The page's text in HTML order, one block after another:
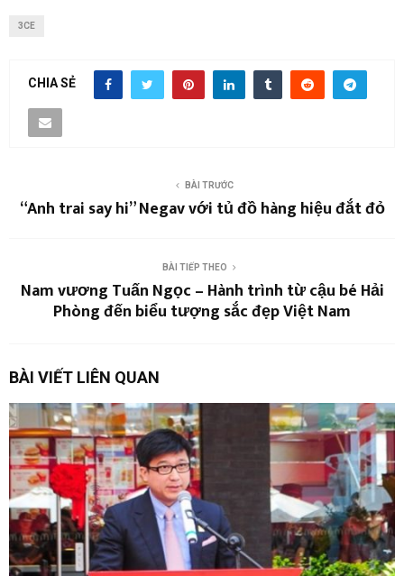
3CE
CHIA SẺ
BÀI TRƯỚC
“Anh trai say hi” Negav với tủ đồ hàng hiệu đắt đỏ
BÀI TIẾP THEO
Nam vương Tuấn Ngọc – Hành trình từ cậu bé Hải
Phòng đến biểu tượng sắc đẹp Việt Nam
BÀI VIẾT LIÊN QUAN